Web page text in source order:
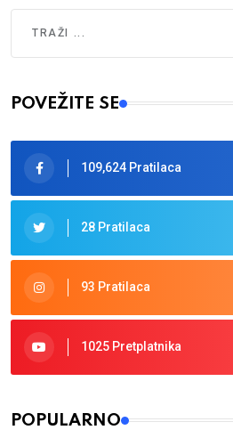
Type 2 or more characters for
POVEŽITE SE
109,624 Pratilaca
28 Pratilaca
93 Pratilaca
1025 Pretplatnika
POPULARNO